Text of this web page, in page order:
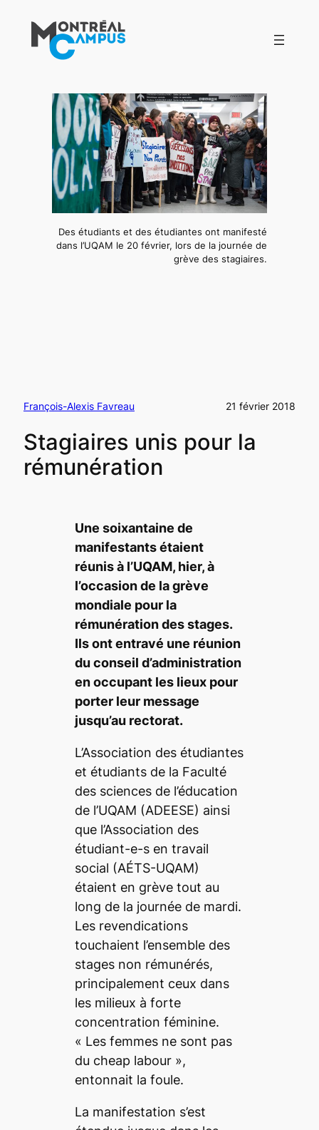
contenu
Des étudiants et des étudiantes ont manifesté
dans l’UQAM le 20 février, lors de la journée de
grève des stagiaires.
François-Alexis Favreau 21 février 2018
Stagiaires unis pour la
rémunération
Une soixantaine de
manifestants étaient
réunis à l’UQAM, hier, à
l’occasion de la grève
mondiale pour la
rémunération des stages.
Ils ont entravé une réunion
du conseil d’administration
en occupant les lieux pour
porter leur message
jusqu’au rectorat.
L’Association des étudiantes
et étudiants de la Faculté
des sciences de l’éducation
de l’UQAM (ADEESE) ainsi
que l’Association des
étudiant-e-s en travail
social (AÉTS-UQAM)
étaient en grève tout au
long de la journée de mardi.
Les revendications
touchaient l’ensemble des
stages non rémunérés,
principalement ceux dans
les milieux à forte
concentration féminine.
« Les femmes ne sont pas
du cheap labour »,
entonnait la foule.
La manifestation s’est